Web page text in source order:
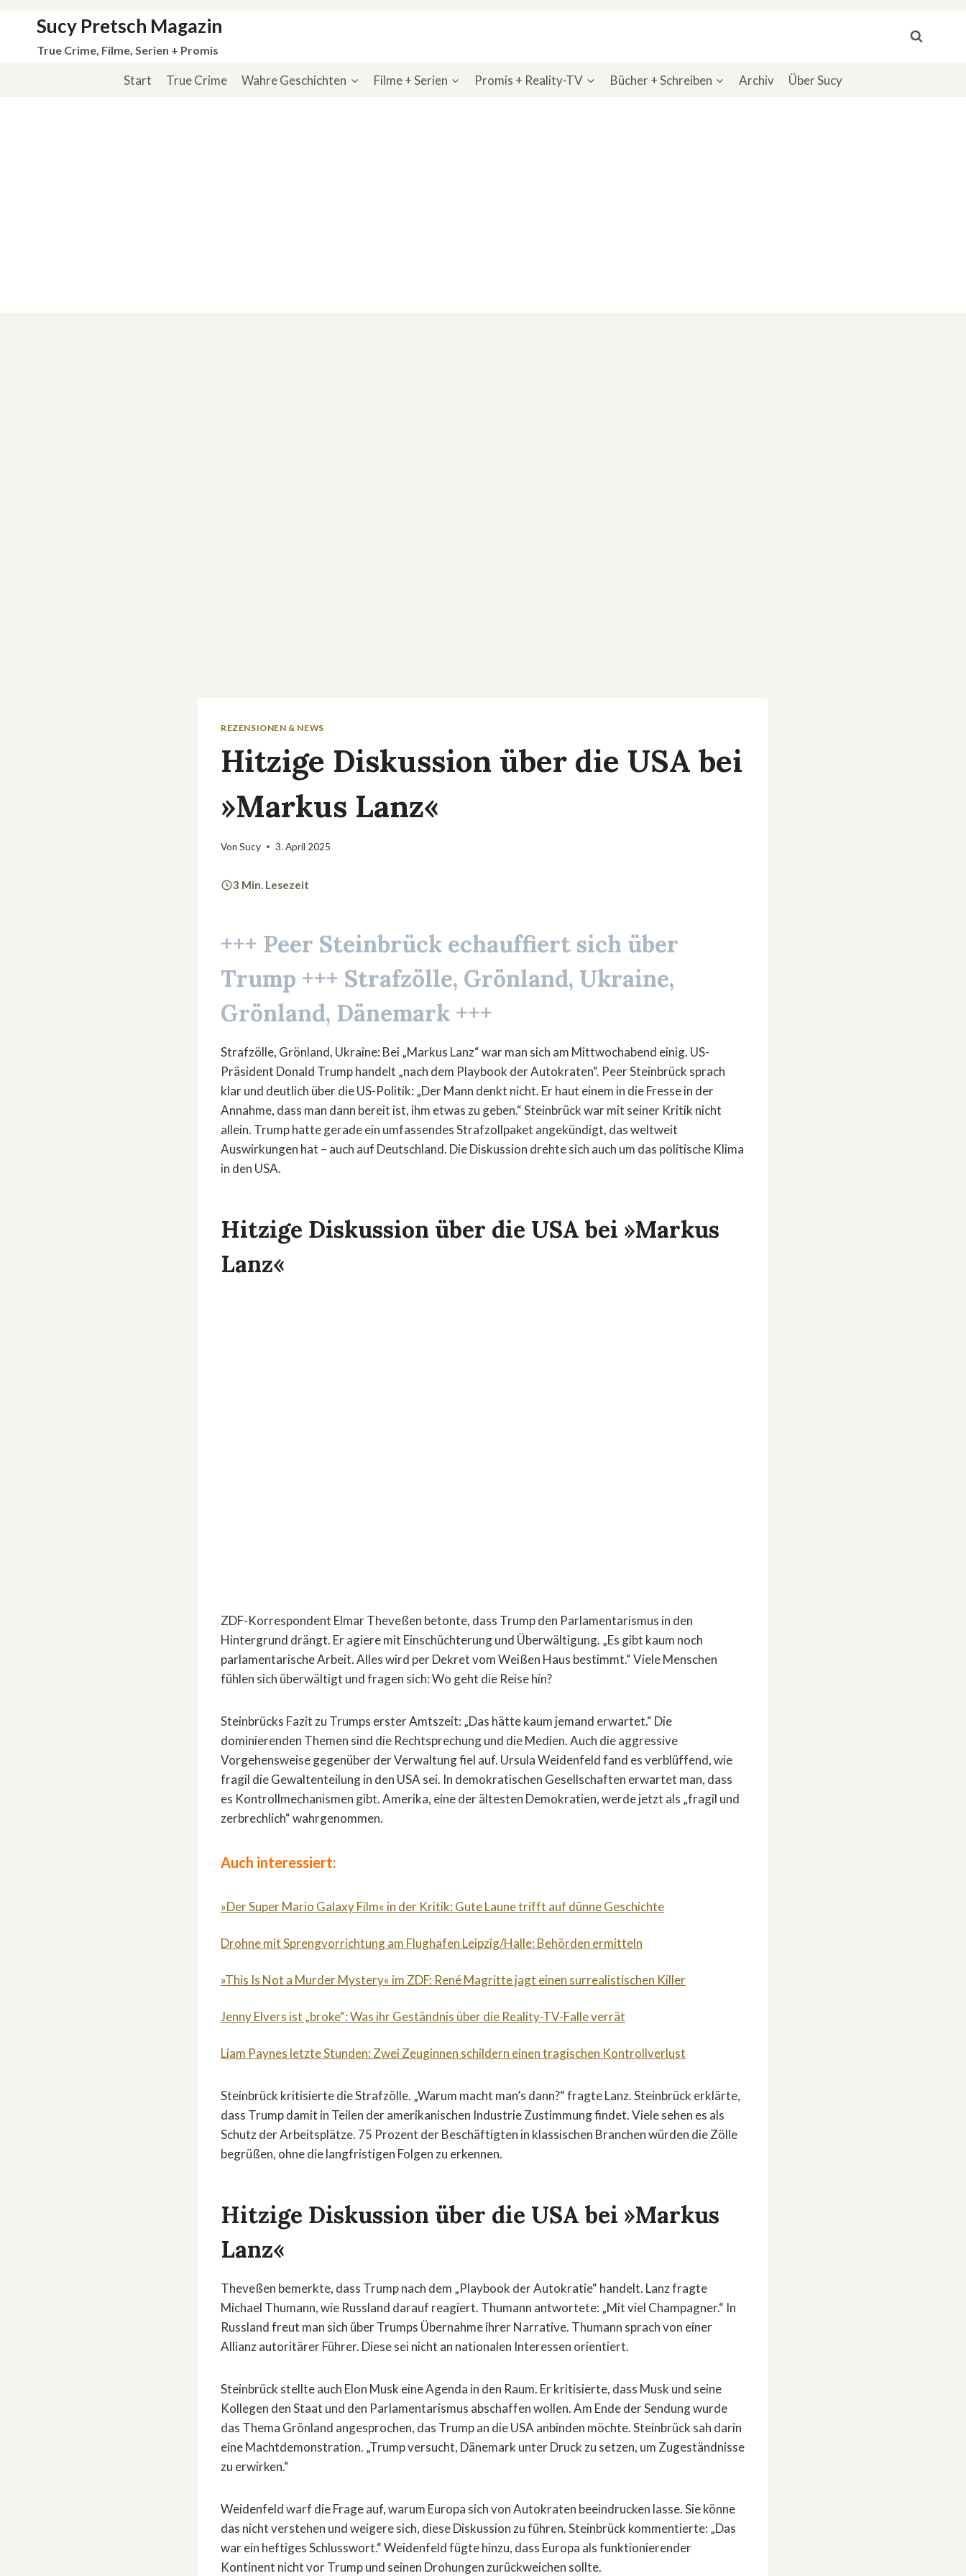
springen
Sucy Pretsch Magazin
True Crime, Filme, Serien + Promis
Start True Crime Wahre Geschichten Filme + Serien Promis + Reality-TV Bücher + Schreiben Archiv Über Sucy
REZENSIONEN & NEWS
Hitzige Diskussion über die USA bei
»Markus Lanz«
Von Sucy 3. April 2025
3 Min. Lesezeit
+++ Peer Steinbrück echauffiert sich über
Trump +++ Strafzölle, Grönland, Ukraine,
Grönland, Dänemark +++
Strafzölle, Grönland, Ukraine: Bei „Markus Lanz“ war man sich am Mittwochabend einig. US-
Präsident Donald Trump handelt „nach dem Playbook der Autokraten“. Peer Steinbrück sprach
klar und deutlich über die US-Politik: „Der Mann denkt nicht. Er haut einem in die Fresse in der
Annahme, dass man dann bereit ist, ihm etwas zu geben.“ Steinbrück war mit seiner Kritik nicht
allein. Trump hatte gerade ein umfassendes Strafzollpaket angekündigt, das weltweit
Auswirkungen hat – auch auf Deutschland. Die Diskussion drehte sich auch um das politische Klima
in den USA.
Hitzige Diskussion über die USA bei »Markus
Lanz«
ZDF-Korrespondent Elmar Theveßen betonte, dass Trump den Parlamentarismus in den
Hintergrund drängt. Er agiere mit Einschüchterung und Überwältigung. „Es gibt kaum noch
parlamentarische Arbeit. Alles wird per Dekret vom Weißen Haus bestimmt.“ Viele Menschen
fühlen sich überwältigt und fragen sich: Wo geht die Reise hin?
Steinbrücks Fazit zu Trumps erster Amtszeit: „Das hätte kaum jemand erwartet.“ Die
dominierenden Themen sind die Rechtsprechung und die Medien. Auch die aggressive
Vorgehensweise gegenüber der Verwaltung fiel auf. Ursula Weidenfeld fand es verblüffend, wie
fragil die Gewaltenteilung in den USA sei. In demokratischen Gesellschaften erwartet man, dass
es Kontrollmechanismen gibt. Amerika, eine der ältesten Demokratien, werde jetzt als „fragil und
zerbrechlich“ wahrgenommen.
Auch interessiert:
»Der Super Mario Galaxy Film« in der Kritik: Gute Laune trifft auf dünne Geschichte
Drohne mit Sprengvorrichtung am Flughafen Leipzig/Halle: Behörden ermitteln
»This Is Not a Murder Mystery« im ZDF: René Magritte jagt einen surrealistischen Killer
Jenny Elvers ist „broke“: Was ihr Geständnis über die Reality-TV-Falle verrät
Liam Paynes letzte Stunden: Zwei Zeuginnen schildern einen tragischen Kontrollverlust
Steinbrück kritisierte die Strafzölle. „Warum macht man’s dann?“ fragte Lanz. Steinbrück erklärte,
dass Trump damit in Teilen der amerikanischen Industrie Zustimmung findet. Viele sehen es als
Schutz der Arbeitsplätze. 75 Prozent der Beschäftigten in klassischen Branchen würden die Zölle
begrüßen, ohne die langfristigen Folgen zu erkennen.
Hitzige Diskussion über die USA bei »Markus
Lanz«
Theveßen bemerkte, dass Trump nach dem „Playbook der Autokratie“ handelt. Lanz fragte
Michael Thumann, wie Russland darauf reagiert. Thumann antwortete: „Mit viel Champagner.“ In
Russland freut man sich über Trumps Übernahme ihrer Narrative. Thumann sprach von einer
Allianz autoritärer Führer. Diese sei nicht an nationalen Interessen orientiert.
Steinbrück stellte auch Elon Musk eine Agenda in den Raum. Er kritisierte, dass Musk und seine
Kollegen den Staat und den Parlamentarismus abschaffen wollen. Am Ende der Sendung wurde
das Thema Grönland angesprochen, das Trump an die USA anbinden möchte. Steinbrück sah darin
eine Machtdemonstration. „Trump versucht, Dänemark unter Druck zu setzen, um Zugeständnisse
zu erwirken.“
Weidenfeld warf die Frage auf, warum Europa sich von Autokraten beeindrucken lasse. Sie könne
das nicht verstehen und weigere sich, diese Diskussion zu führen. Steinbrück kommentierte: „Das
war ein heftiges Schlusswort.“ Weidenfeld fügte hinzu, dass Europa als funktionierender
Kontinent nicht vor Trump und seinen Drohungen zurückweichen sollte.